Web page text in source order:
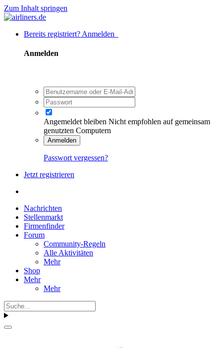
Zum Inhalt springen
Bereits registriert? Anmelden
Anmelden
Angemeldet bleiben Nicht empfohlen auf gemeinsam
genutzten Computern
Anmelden
Passwort vergessen?
Jetzt registrieren
Nachrichten
Stellenmarkt
Firmenfinder
Forum
Community-Regeln
Alle Aktivitäten
Mehr
Shop
Mehr
Mehr